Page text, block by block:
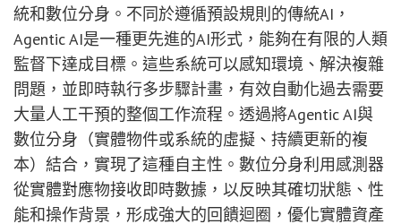
統和數位分身。不同於遵循預設規則的傳統AI，
Agentic AI是一種更先進的AI形式，能夠在有限的人類
監督下達成目標。這些系統可以感知環境、解決複雜
問題，並即時執行多步驟計畫，有效自動化過去需要
大量人工干預的整個工作流程。透過將Agentic AI與
數位分身（實體物件或系統的虛擬、持續更新的複
本）結合，實現了這種自主性。數位分身利用感測器
從實體對應物接收即時數據，以反映其確切狀態、性
能和操作背景，形成強大的回饋迴圈，優化實體資產